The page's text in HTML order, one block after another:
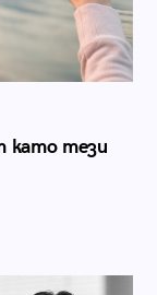
като тези